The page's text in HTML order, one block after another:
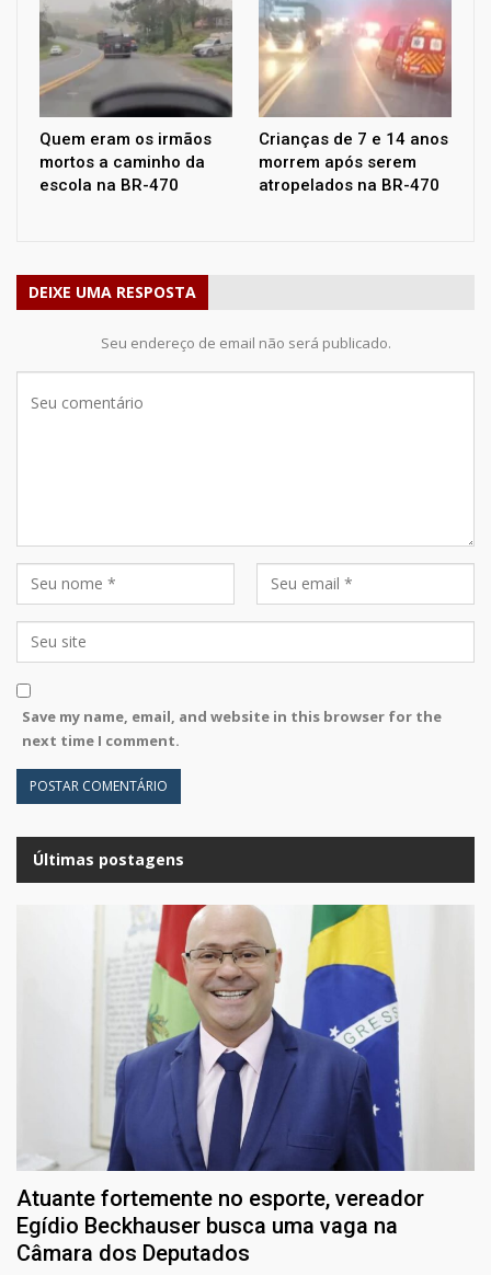
Quem eram os irmãos
mortos a caminho da
escola na BR-470
Crianças de 7 e 14 anos
morrem após serem
atropelados na BR-470
DEIXE UMA RESPOSTA
Seu endereço de email não será publicado.
Save my name, email, and website in this browser for the
next time I comment.
Últimas postagens
Atuante fortemente no esporte, vereador
Egídio Beckhauser busca uma vaga na
Câmara dos Deputados